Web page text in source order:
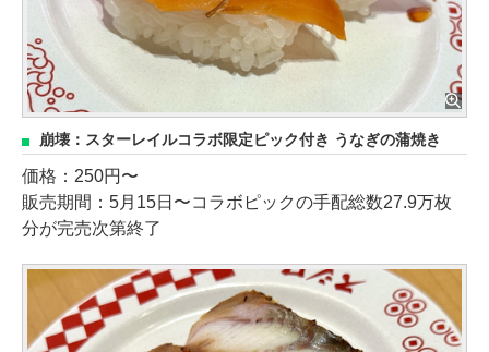
崩壊：スターレイルコラボ限定ピック付き うなぎの蒲焼き
価格：250円〜
販売期間：5月15日〜コラボピックの手配総数27.9万枚
分が完売次第終了